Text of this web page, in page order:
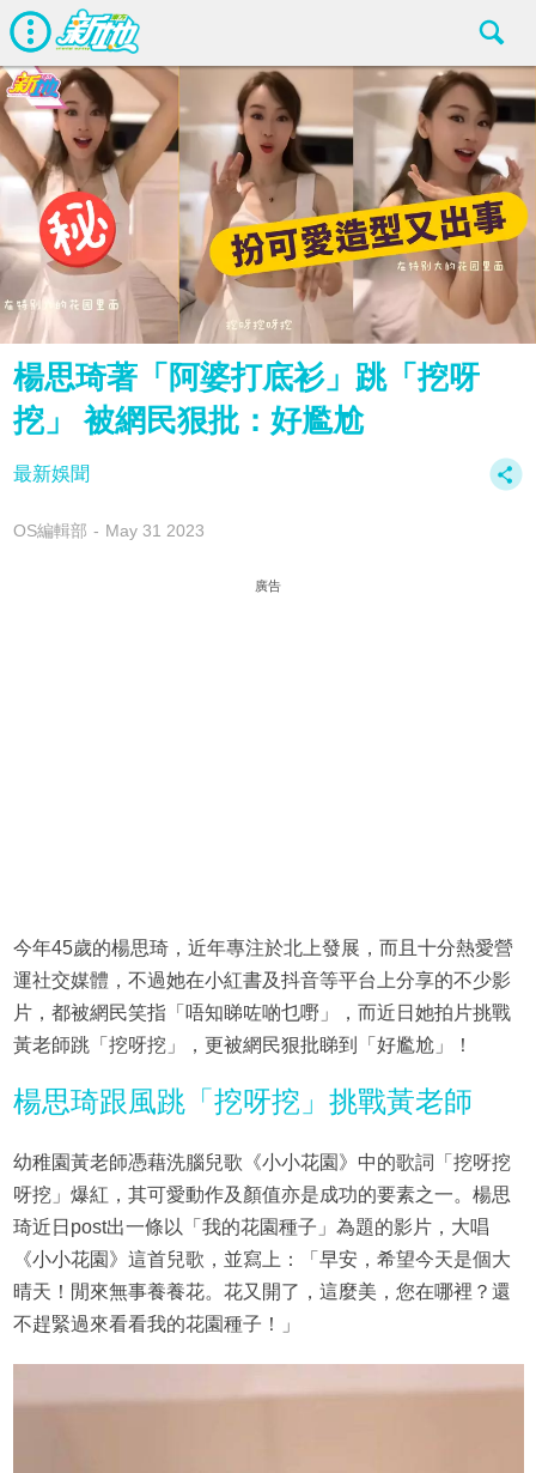
楊思琦著「阿婆打底衫」跳「挖呀
挖」 被網民狠批：好尷尬
最新娛聞
OS編輯部 May 31 2023
廣告
今年45歲的楊思琦，近年專注於北上發展，而且十分熱愛營
運社交媒體，不過她在小紅書及抖音等平台上分享的不少影
片，都被網民笑指「唔知睇咗啲乜嘢」，而近日她拍片挑戰
黃老師跳「挖呀挖」，更被網民狠批睇到「好尷尬」！
楊思琦跟風跳「挖呀挖」挑戰黃老師
幼稚園黃老師憑藉洗腦兒歌《小小花園》中的歌詞「挖呀挖
呀挖」爆紅，其可愛動作及顏值亦是成功的要素之一。楊思
琦近日post出一條以「我的花園種子」為題的影片，大唱
《小小花園》這首兒歌，並寫上：「早安，希望今天是個大
晴天！閒來無事養養花。花又開了，這麼美，您在哪裡？還
不趕緊過來看看我的花園種子！」